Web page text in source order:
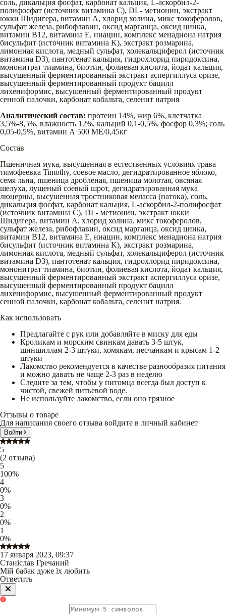
соль, дикальция фосфат, карбонат кальция, L-аскорбил-2-
полифосфат (источник витамина C), DL- метионин, экстракт
юкки Шидигера, витамин A, хлорид холина, микс токоферолов,
сульфат железа, рибофлавин, оксид марганца, оксид цинка,
витамин B12, витамина E, ниацин, комплекс менадиона натрия
бисульфит (источник витамина K), экстракт розмарина,
лимонная кислота, медный сульфат, холекальциферол (источник
витамина D3), пантотенат кальция, гидрохлорид пиридоксина,
мононитрат тиамина, биотин, фолиевая кислота, йодат кальция,
высушенный ферментированный экстракт аспергиллуса оризе,
высушенный ферментированный продукт бацилл
лихениформис, высушенный ферментированный продукт
сенной палочки, карбонат кобальта, селенит натрия
Аналитический состав: протеин 14%, жир 6%, клетчатка
3,5%-8,5%, влажность 12%, кальций 0,1-0,5%, фосфор 0,3%; соль
0,05-0,5%, витамин А 500 МЕ/0,45кг
Состав
Пшеничная мука, высушенная в естественных условиях трава
тимофеевка Timothy, соевое масло, дегидратированное яблоко,
семя льна, пшеница дробленая, пшеница молотая, овсяная
шелуха, лущеный соевый шрот, дегидратированная мука
люцерны, высушенная тростниковая меласса (патока), соль,
дикальция фосфат, карбонат кальция, L-аскорбил-2-полифосфат
(источник витамина C), DL- метионин, экстракт юкки
Шидигера, витамин A, хлорид холина, микс токоферолов,
сульфат железа, рибофлавин, оксид марганца, оксид цинка,
витамин B12, витамина E, ниацин, комплекс менадиона натрия
бисульфит (источник витамина K), экстракт розмарина,
лимонная кислота, медный сульфат, холекальциферол (источник
витамина D3), пантотенат кальция, гидрохлорид пиридоксина,
мононитрат тиамина, биотин, фолиевая кислота, йодат кальция,
высушенный ферментированный экстракт аспергиллуса оризе,
высушенный ферментированный продукт бацилл
лихениформис, высушенный ферментированный продукт
сенной палочки, карбонат кобальта, селенит натрия.
Как использовать
Предлагайте с рук или добавляйте в миску для еды
Кроликам и морским свинкам давать 3-5 штук,
шиншиллам 2-3 штуки, хомякам, песчанкам и крысам 1-2
штуки
Лакомство рекомендуется в качестве разнообразия питания
и можно давать не чаще 2-3 раз в неделю
Следите за тем, чтобы у питомца всегда был доступ к
чистой, свежей питьевой воде.
Не используйте лакомство, если оно грязное
Отзывы о товаре
Для написания своего отзыва войдите в личный кабинет
Войти
5
(2 отзыва)
5
100%
4
0%
3
0%
2
0%
1
0%
17 января 2023, 09:37
Станіслав Гречаний
Мій бабак дуже їх любить
Ответить